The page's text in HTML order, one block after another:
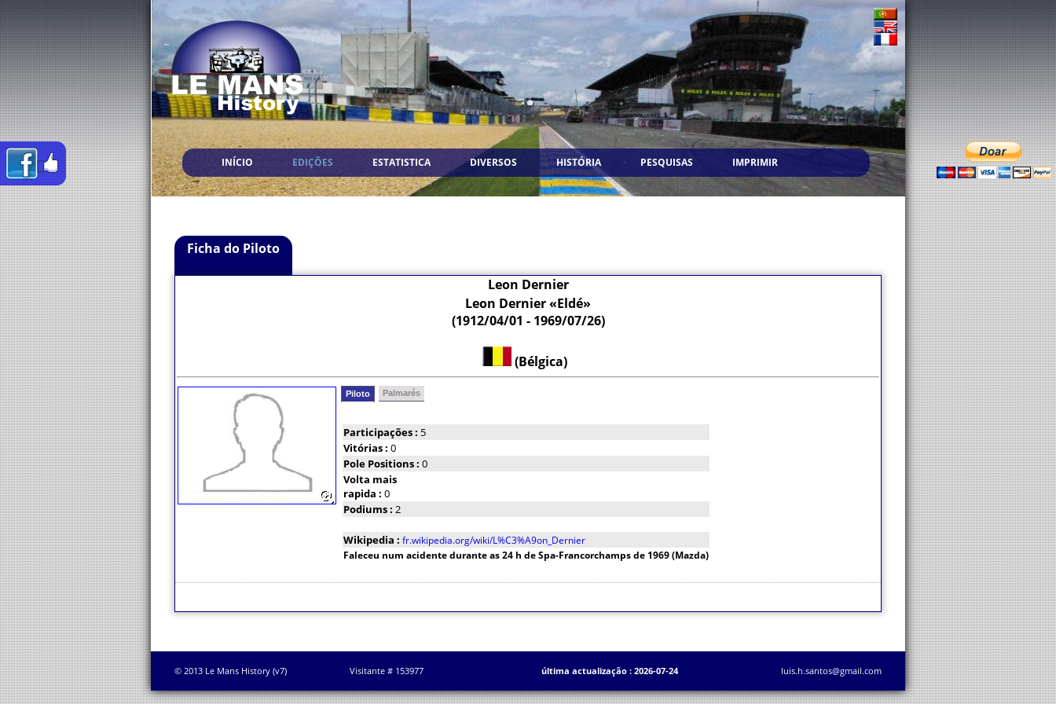
INÍCIO EDIÇÕES ESTATISTICA DIVERSOS HISTÓRIA PESQUISAS IMPRIMIR
Ficha do Piloto
Leon Dernier
Leon Dernier «Eldé»
(1912/04/01 - 1969/07/26)
(Bélgica)
Piloto Palmarés
Participações : 5
Vitórias : 0
Pole Positions : 0
Volta mais
rapida : 0
Podiums : 2
Wikipedia : fr.wikipedia.org/wiki/L%C3%A9on_Dernier
Faleceu num acidente durante as 24 h de Spa-Francorchamps de 1969 (Mazda)
© 2013 Le Mans History (v7) Visitante # 153977 última actualização : 2026-07-24 luis.h.santos@gmail.com